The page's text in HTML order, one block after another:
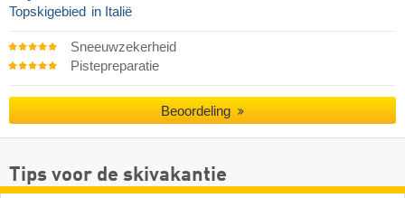
Topskigebied in Italië
Sneeuwzekerheid
Pistepreparatie
Beoordeling
Tips voor de skivakantie